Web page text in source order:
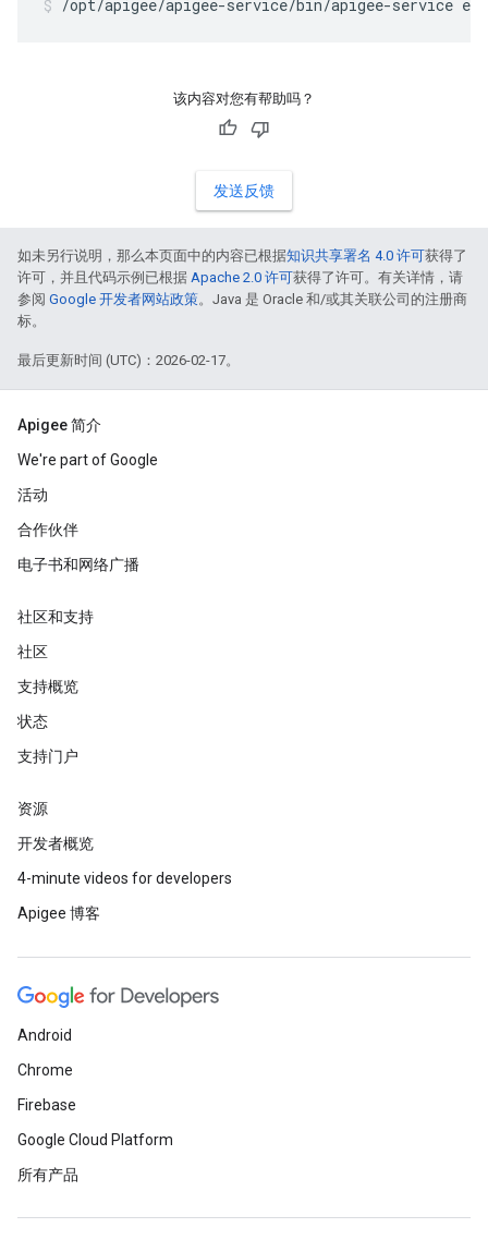
/opt/apigee/apigee-service/bin/apigee-service
该内容对您有帮助吗？
发送反馈
如未另行说明，那么本页面中的内容已根据知识共享署名 4.0 许可获得了
许可，并且代码示例已根据 Apache 2.0 许可获得了许可。有关详情，请
参阅 Google 开发者网站政策。Java 是 Oracle 和/或其关联公司的注册商
标。
最后更新时间 (UTC)：2026-02-17。
Apigee 简介
We're part of Google
活动
合作伙伴
电子书和网络广播
社区和支持
社区
支持概览
状态
支持门户
资源
开发者概览
4-minute videos for developers
Apigee 博客
Android
Chrome
Firebase
Google Cloud Platform
所有产品